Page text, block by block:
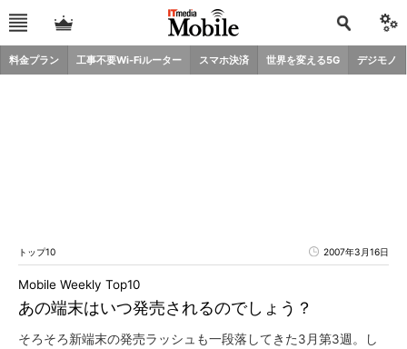
料金プラン 工事不要Wi-Fiルーター スマホ決済 世界を変える5G デジモノ
トップ10 2007年3月16日
あの端末はいつ発売されるのでしょう？
Mobile Weekly Top10
そろそろ新端末の発売ラッシュも一段落してきた3月第3週。し